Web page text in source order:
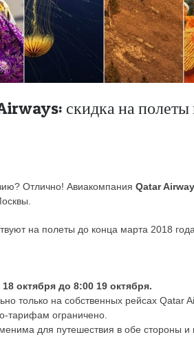
скидка на полеты
Отлично! Авиакомпания Qatar
на полеты до конца марта 2018 года.
октября до 8:00 19 октября.
только на собственных рейсах Qatar
тарифам ограничено.
для путешествия в обе стороны и